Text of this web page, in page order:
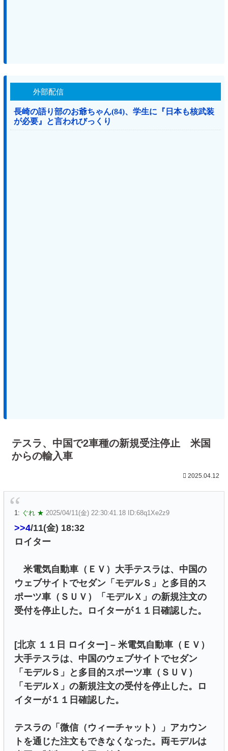
外部配信
長崎の語り部のお爺ちゃん(84)、学生に『日本も核武装
が必要』と言われびっくり
テスラ、中国で2車種の新規受注停止 米国
からの輸入車
2025.04.12
1: ぐれ ★ 2025/04/11(金) 22:30:41.18 ID:68q1Xe2z9
>>4/11(金) 18:32
ロイター
米電気自動車（ＥＶ）大手テスラは、中国の
ウェブサイトでセダン「モデルＳ」と多目的ス
ポーツ車（ＳＵＶ）「モデルＸ」の新規注文の
受付を停止した。ロイターが１１日確認した。
[北京 １１日 ロイター] – 米電気自動車（ＥＶ）
大手テスラは、中国のウェブサイトでセダン
「モデルＳ」と多目的スポーツ車（ＳＵＶ）
「モデルＸ」の新規注文の受付を停止した。ロ
イターが１１日確認した。
テスラの「微信（ウィーチャット）」アカウン
トを通じた注文もできなくなった。両モデルは